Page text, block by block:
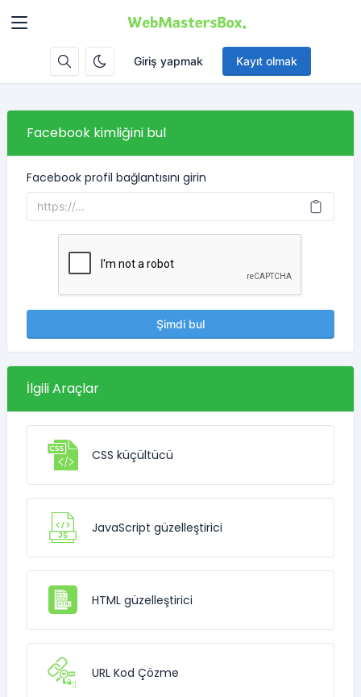
Giriş yapmak Kayıt olmak
Facebook kimliğini bul
Facebook profil bağlantısını girin
Şimdi bul
İlgili Araçlar
CSS küçültücü
JavaScript güzelleştirici
HTML güzelleştirici
URL Kod Çözme